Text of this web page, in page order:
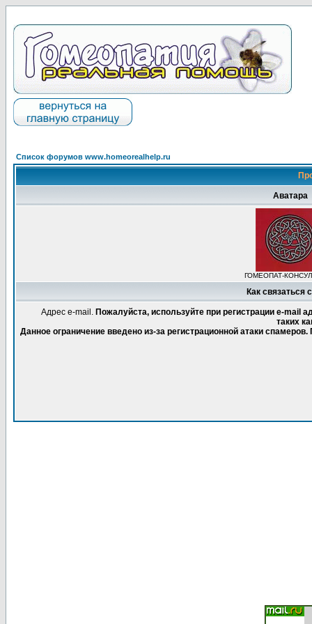
Список форумов www.homeorealhelp.ru
Аватара
ГОМЕОПАТ-
Как связаться
Адрес e-mail. Пожалуйста, используйте при регистрации e-mail
таких
Данное ограничение введено из-за регистрационной атаки